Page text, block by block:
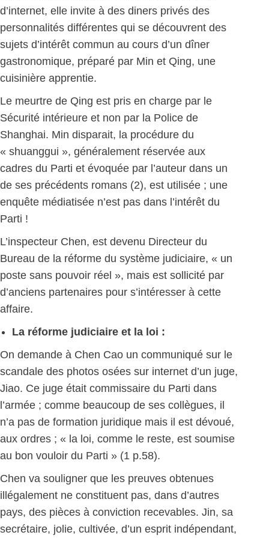
d’internet, elle invite à des diners privés des
personnalités différentes qui se découvrent des
sujets d’intérêt commun au cours d’un dîner
gastronomique, préparé par Min et Qing, une
cuisinière apprentie.
Le meurtre de Qing est pris en charge par le
Sécurité intérieure et non par la Police de
Shanghai. Min disparait, la procédure du
« shuanggui », généralement réservée aux
cadres du Parti et évoquée par l’auteur dans un
de ses précédents romans (2), est utilisée ; une
enquête médiatisée n’est pas dans l’intérêt du
Parti !
L’inspecteur Chen, est devenu Directeur du
Bureau de la réforme du système judiciaire, « un
poste sans pouvoir réel », mais est sollicité par
d’anciens partenaires pour s’intéresser à cette
affaire.
La réforme judiciaire et la loi :
On demande à Chen Cao un communiqué sur le
scandale des photos osées sur internet d’un juge,
Jiao. Ce juge était commissaire du Parti dans
l’armée ; comme beaucoup de ses collègues, il
n’a pas de formation juridique mais il est dévoué,
aux ordres ; « la loi, comme le reste, est soumise
au bon vouloir du Parti » (1 p.58).
Chen va souligner que les preuves obtenues
illégalement ne constituent pas, dans d’autres
pays, des pièces à conviction recevables. Jin, sa
secrétaire, jolie, cultivée, d’un esprit indépendant,